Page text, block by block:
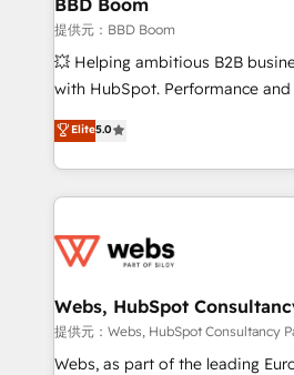
End Revenue Acceleration •
pipeline growth programs •
and CRM optimization •
Execution • 750+ onboardings
implementations • Deep
BBD Boom
提供元：BBD Boom
💥 Helping ambitious B2B
with HubSpot. Performance and
BBD Boom is the HubSpot
to HubSpot Better. We work
solve all your HubSpot
adoption, sales process and
the first time 🔧 Designing and
and build using HubSpot 🔌
with other systems 🎓 Training
HubSpot pros 📊 Lead
Elite5.0
Webs, HubSpot
提供元：Webs, HubSpot Consultancy
Webs, as part of the leading